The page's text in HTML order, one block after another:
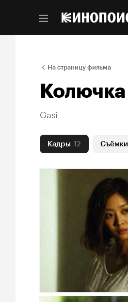
На страницу фильма
Колючка
Gasi
Кадры 12 Съёмки